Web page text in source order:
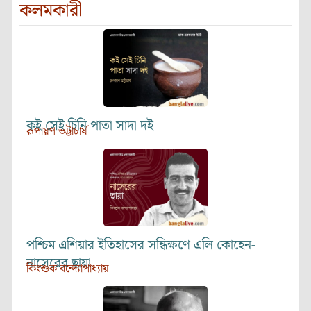
কলমকারী
কই সেই চিনি পাতা সাদা দই
রূপায়ণ ভট্টাচার্য
পশ্চিম এশিয়ার ইতিহাসের সন্ধিক্ষণে এলি কোহেন-
নাসেরের ছায়া
কিংশুক বন্দ্যোপাধ্যায়